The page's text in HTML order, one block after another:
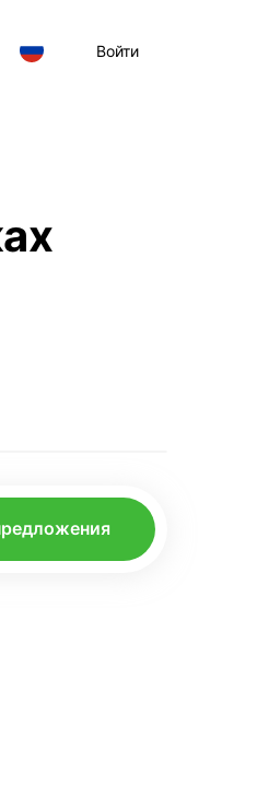
Войти